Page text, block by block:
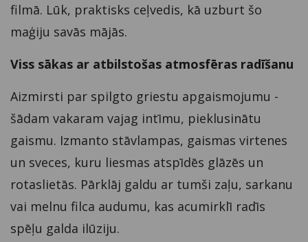
filmā. Lūk, praktisks ceļvedis, kā uzburt šo
maģiju savās mājās.
Viss sākas ar atbilstošas atmosfēras radīšanu
Aizmirsti par spilgto griestu apgaismojumu -
šādam vakaram vajag intīmu, pieklusinātu
gaismu. Izmanto stāvlampas, gaismas virtenes
un sveces, kuru liesmas atspīdēs glāzēs un
rotaslietās. Pārklāj galdu ar tumši zaļu, sarkanu
vai melnu filca audumu, kas acumirklī radīs
spēļu galda ilūziju.